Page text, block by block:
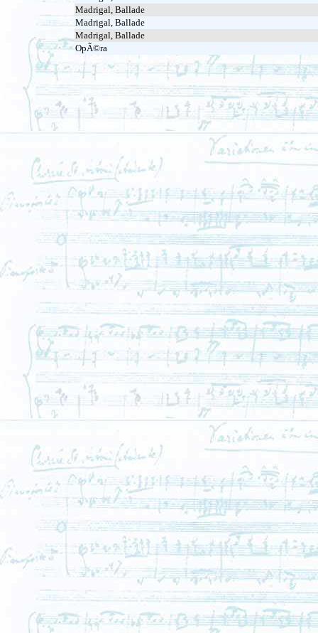
Madrigal, Ballade
Madrigal, Ballade
Madrigal, Ballade
OpÃ©ra